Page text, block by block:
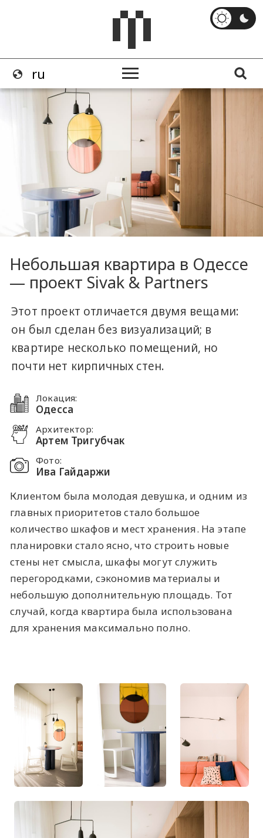
Небольшая квартира в Одессе
— проект Sivak & Partners
Этот проект отличается двумя вещами:
он был сделан без визуализаций; в
квартире несколько помещений, но
почти нет кирпичных стен.
Локация:
Одесса
Архитектор:
Артем Тригубчак
Фото:
Ива Гайдаржи
Клиентом была молодая девушка, и одним из
главных приоритетов стало большое
количество шкафов и мест хранения. На этапе
планировки стало ясно, что строить новые
стены нет смысла, шкафы могут служить
перегородками, сэкономив материалы и
небольшую дополнительную площадь. Тот
случай, когда квартира была использована
для хранения максимально полно.